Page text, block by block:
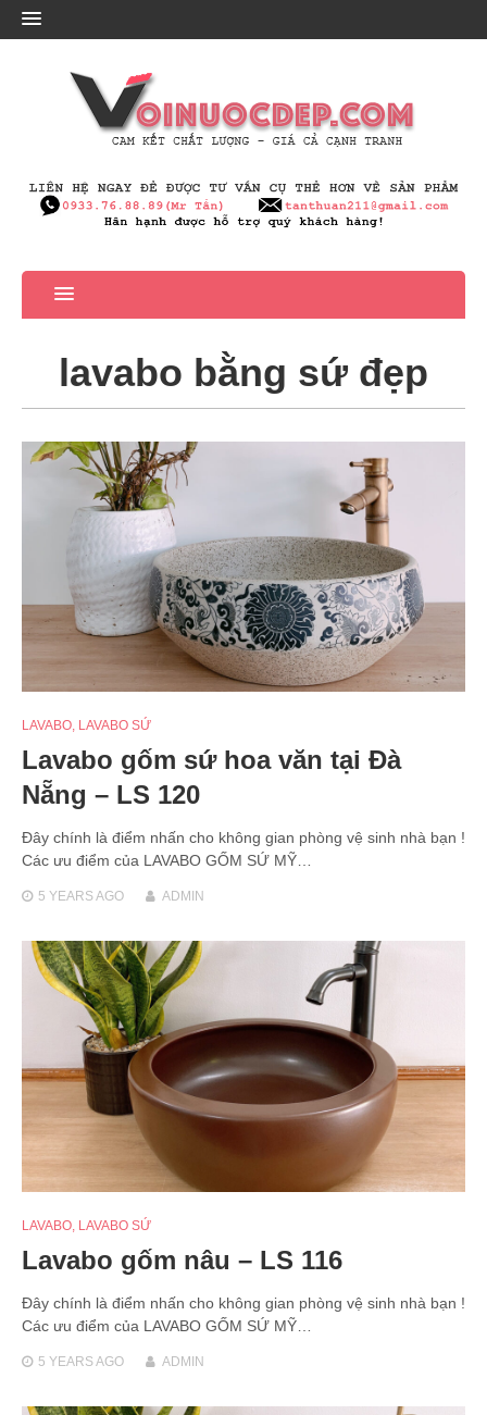
lavabo bằng sứ đẹp
LAVABO, LAVABO SỨ
Lavabo gốm sứ hoa văn tại Đà
Nẵng – LS 120
Đây chính là điểm nhấn cho không gian phòng vệ sinh nhà bạn !
Các ưu điểm của LAVABO GỐM SỨ MỸ…
5 YEARSAGO ADMIN
LAVABO LAVABO SỨ
Lavabo gốm nâu – LS 116
Đây chính là điểm nhấn cho không gian phòng vệ sinh nhà bạn !
Các ưu điểm của LAVABO GỐM SỨ MỸ…
5 YEARSAGO ADMIN